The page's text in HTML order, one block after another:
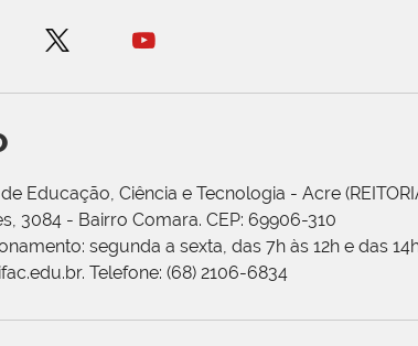
Educação, Ciência e Tecnologia - Acre
3084 - Bairro Comara. CEP: 69906-310
segunda a sexta, das 7h às 12h e das
Telefone: (68) 2106-6834